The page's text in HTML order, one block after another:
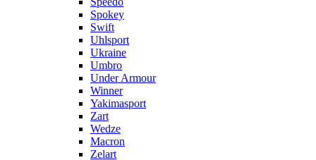
Spokey
Swift
Uhlsport
Ukraine
Umbro
Under Armour
Winner
Yakimasport
Zart
Wedze
Macron
Zelart